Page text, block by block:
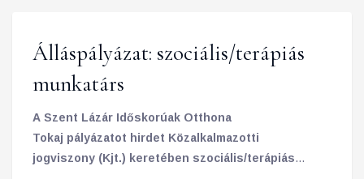
Álláspályázat: szociális/terápiás
munkatárs
A Szent Lázár Időskorúak Otthona
Tokaj pályázatot hirdet Közalkalmazotti
jogviszony (Kjt.) keretében szociális/terápiás